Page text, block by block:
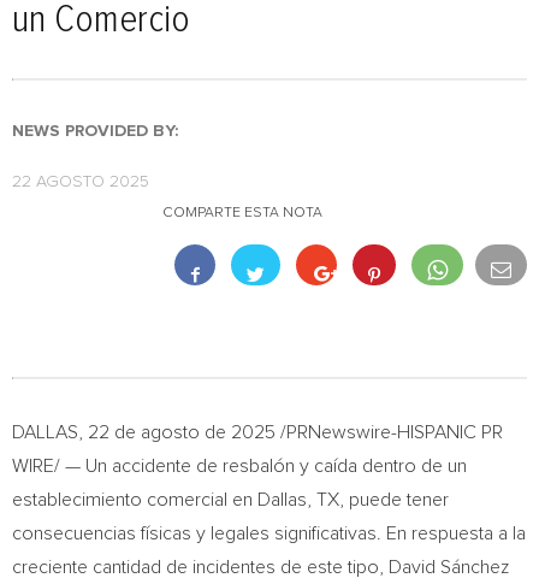
un Comercio
NEWS PROVIDED BY:
22 AGOSTO 2025
COMPARTE ESTA NOTA
DALLAS 22 de agosto de 2025 /PRNewswire-HISPANIC PR
WIRE/ — Un accidente de resbalón y caída dentro de un
establecimiento comercial en Dallas, TX, puede tener
consecuencias físicas y legales significativas. En respuesta a la
creciente cantidad de incidentes de este tipo, David Sánchez